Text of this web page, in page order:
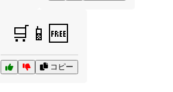
🛒📱🆓
コピー